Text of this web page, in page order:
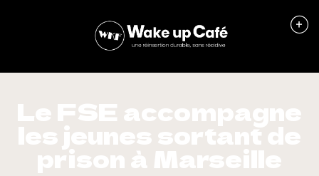
Le FSE accompagne
les jeunes sortant de
prison à Marseille